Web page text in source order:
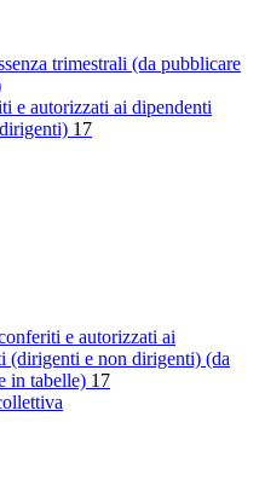
trimestrali (da pubblicare
e autorizzati ai dipendenti
17
e autorizzati ai
(dirigenti e non dirigenti) (da
in tabelle) 17